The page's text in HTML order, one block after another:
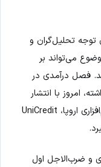
توجه تحلیل‌گران و
می‌تواند بر
فصل درآمدی در
امروز با انتشار
گزارش‌های مالی SAP، بزرگ‌ترین شرکت نرم‌افزاری اروپا، UniCredit
و ضرب‌الاجل اول